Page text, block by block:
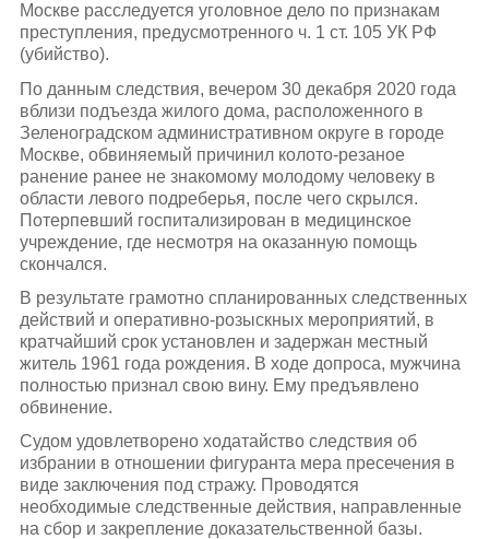
Москве расследуется уголовное дело по признакам
преступления, предусмотренного ч. 1 ст. 105 УК РФ
(убийство).
По данным следствия, вечером 30 декабря 2020 года
вблизи подъезда жилого дома, расположенного в
Зеленоградском административном округе в городе
Москве, обвиняемый причинил колото-резаное
ранение ранее не знакомому молодому человеку в
области левого подреберья, после чего скрылся.
Потерпевший госпитализирован в медицинское
учреждение, где несмотря на оказанную помощь
скончался.
В результате грамотно спланированных следственных
действий и оперативно-розыскных мероприятий, в
кратчайший срок установлен и задержан местный
житель 1961 года рождения. В ходе допроса, мужчина
полностью признал свою вину. Ему предъявлено
обвинение.
Судом удовлетворено ходатайство следствия об
избрании в отношении фигуранта мера пресечения в
виде заключения под стражу. Проводятся
необходимые следственные действия, направленные
на сбор и закрепление доказательственной базы.